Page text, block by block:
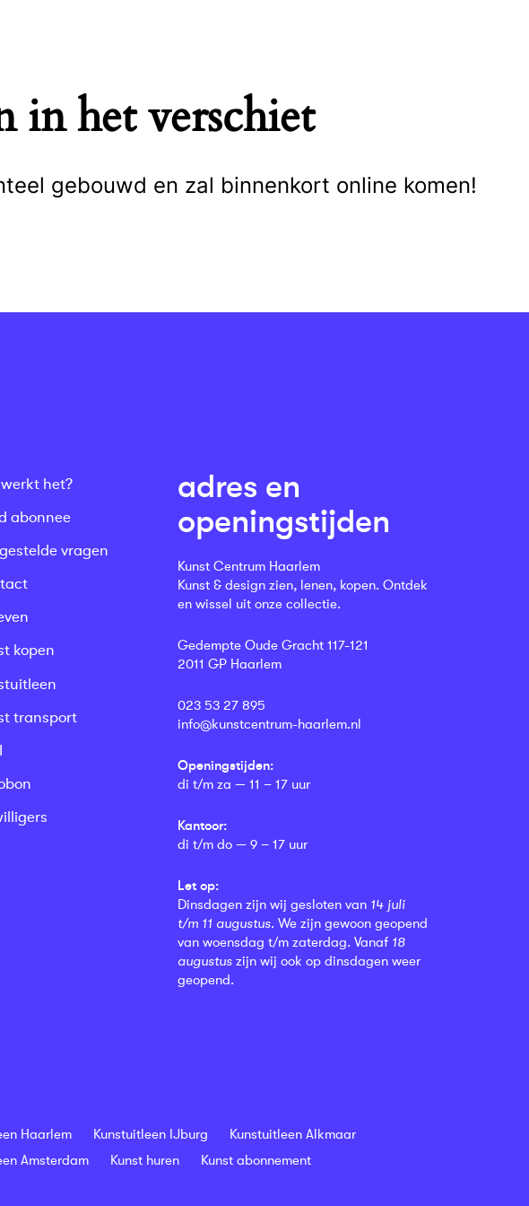
in het verschiet
gebouwd en zal binnenkort online komen!
werkt het?
abonnee
vragen
kopen
transport
adres en
openingstijden
Kunst Centrum Haarlem
Kunst & design zien, lenen, kopen. Ontdek
en wissel uit onze collectie.
Gedempte Oude Gracht 117-121
2011 GP Haarlem
023 53 27 895
info@kunstcentrum-haarlem.nl
Openingstijden:
di t/m za — 11 – 17 uur
Kantoor:
di t/m do — 9 – 17 uur
Let op:
Dinsdagen zijn wij gesloten van 14 juli
t/m 11 augustus. We zijn gewoon geopend
van woensdag t/m zaterdag. Vanaf 18
augustus zijn wij ook op dinsdagen weer
geopend.
Haarlem Kunstuitleen IJburg
Kunstuitleen Alkmaar
Amsterdam
Kunst huren Kunst abonnement